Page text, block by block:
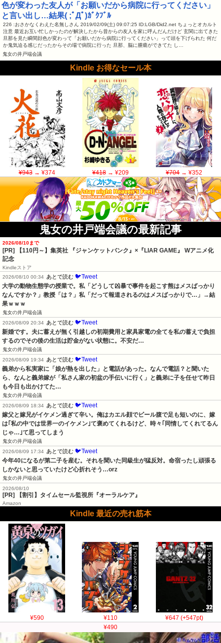
色が変わった友人が「お願いだから病院に行ってください」
と言い出し…結果( ;ﾟДﾟ)ｶﾞｸﾌﾞﾙ
226 :おさかなくわえた名無しさん 2019/02/09(土) 09:07:25 ID:LGB/Did2.net ちょっとオカルト
注意 最近お互い忙しかったのが解決したから昔からの友人を家に呼んだんだけど 玄関に出てきた
旦那を見た瞬間顔色が変わって「お願いだから病院に行ってください」って頭を下げられた 何だ
か鬼気迫る感じだったからその場で病院に行った 旦那、脳に腫瘍ができてた し…
鬼女の井戸端会議
Kindle お得なセール本
¥943→ ¥374 ¥418→ ¥209 ¥704→ ¥352
鬼女の井戸端会議の最新記事
2026/08/10まで
[PR]
【110円～】集英社 『ジャンケットバンク』×『LIAR GAME』 Wアニメ化
記念
Kindleストア
2026/08/10 00:34 あとで読む 🐦Tweet
大学の動物生態学の授業で。私「どうして凶暴で事件を起こす熊はメスばっかり
なんですか？」教授「は？」私「だって報道されるのはメスばっかりで…」→結
果ｗｗｗ
鬼女の井戸端会議
2026/08/09 20:34 あとで読む 🐦Tweet
新婚です。夫に蓄えが無く引越しの初期費用と家具家電の全てを私の蓄えで負担
するのでその後の生活は貯金がない状態に。不安だ…
鬼女の井戸端会議
2026/08/09 19:34 あとで読む 🐦Tweet
義弟から私実家に「娘が熱を出した」と電話があった。なんで電話？と聞いた
ら、なんと義弟嫁が「私さん家の初盆の手伝いに行く」と義弟に子を任せて昨日
も今日も出かけてた…
鬼女の井戸端会議
2026/08/09 18:34 あとで読む 🐦Tweet
嫁父と嫁兄がイケメン過ぎて辛い。俺はカエル顔でビール腹で足も短いのに、嫁
は｢私の中では世界一のイケメン｣て褒めてくれるけど、時々｢同情してくれてるん
じゃ…｣て思ってしまう
鬼女の井戸端会議
2026/08/09 17:34 あとで読む 🐦Tweet
今年40になるが第二子を産む。それを聞いた同級生が猛反対。命宿ったし頑張る
しかないと思っていたけど心折れそう…orz
鬼女の井戸端会議
2026/08/10
[PR] 【割引】タイムセール監視所『オーラルケア』
Amazon
Kindle 最近の売れ筋本
¥590 ¥110
¥647 (+547pt)
¥490